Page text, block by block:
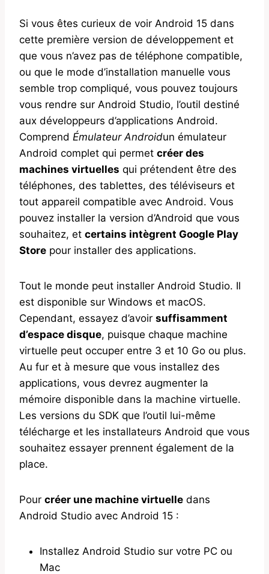
Si vous êtes curieux de voir Android 15 dans
cette première version de développement et
que vous n’avez pas de téléphone compatible,
ou que le mode d’installation manuelle vous
semble trop compliqué, vous pouvez toujours
vous rendre sur Android Studio, l’outil destiné
aux développeurs d’applications Android.
Comprend Émulateur Androidun émulateur
Android complet qui permet créer des
machines virtuelles qui prétendent être des
téléphones, des tablettes, des téléviseurs et
tout appareil compatible avec Android. Vous
pouvez installer la version d’Android que vous
souhaitez, et certains intègrent Google Play
Store pour installer des applications.
Tout le monde peut installer Android Studio. Il
est disponible sur Windows et macOS.
Cependant, essayez d’avoir suffisamment
d’espace disque, puisque chaque machine
virtuelle peut occuper entre 3 et 10 Go ou plus.
Au fur et à mesure que vous installez des
applications, vous devrez augmenter la
mémoire disponible dans la machine virtuelle.
Les versions du SDK que l’outil lui-même
télécharge et les installateurs Android que vous
souhaitez essayer prennent également de la
place.
Pour créer une machine virtuelle dans
Android Studio avec Android 15 :
Installez Android Studio sur votre PC ou
Mac